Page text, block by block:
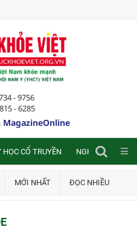
- 9756
- 6285
HỌC CỔ TRUYỀN NGHIÊN CỨU
MỚI NHẤT ĐỌC NHIỀU